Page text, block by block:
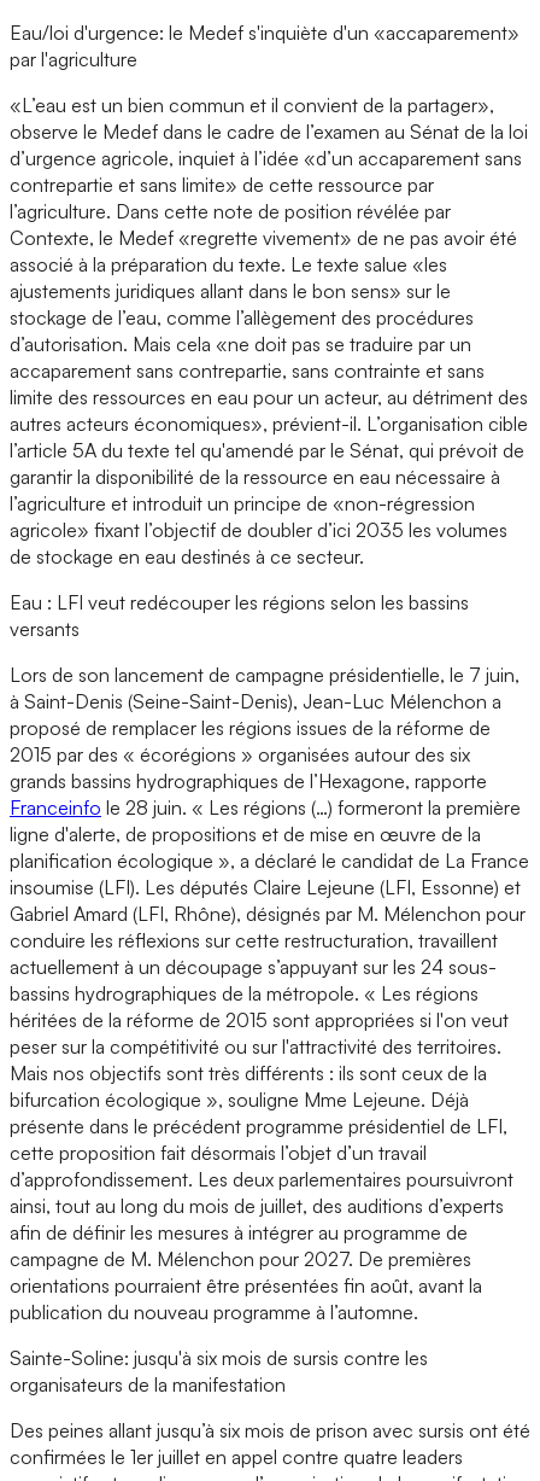
Eau/loi d'urgence: le Medef s'inquiète d'un «accaparement»
par l'agriculture
«L’eau est un bien commun et il convient de la partager»,
observe le Medef dans le cadre de l’examen au Sénat de la loi
d’urgence agricole, inquiet à l’idée «d’un accaparement sans
contrepartie et sans limite» de cette ressource par
l’agriculture. Dans cette note de position révélée par
Contexte, le Medef «regrette vivement» de ne pas avoir été
associé à la préparation du texte. Le texte salue «les
ajustements juridiques allant dans le bon sens» sur le
stockage de l’eau, comme l’allègement des procédures
d’autorisation. Mais cela «ne doit pas se traduire par un
accaparement sans contrepartie, sans contrainte et sans
limite des ressources en eau pour un acteur, au détriment des
autres acteurs économiques», prévient-il. L’organisation cible
l’article 5A du texte tel qu'amendé par le Sénat, qui prévoit de
garantir la disponibilité de la ressource en eau nécessaire à
l’agriculture et introduit un principe de «non-régression
agricole» fixant l’objectif de doubler d’ici 2035 les volumes
de stockage en eau destinés à ce secteur.
Eau : LFI veut redécouper les régions selon les bassins
versants
Lors de son lancement de campagne présidentielle, le 7 juin,
à Saint-Denis (Seine-Saint-Denis), Jean-Luc Mélenchon a
proposé de remplacer les régions issues de la réforme de
2015 par des « écorégions » organisées autour des six
grands bassins hydrographiques de l’Hexagone, rapporte
Franceinfo le 28 juin. « Les régions (…) formeront la première
ligne d'alerte, de propositions et de mise en œuvre de la
planification écologique », a déclaré le candidat de La France
insoumise (LFI). Les députés Claire Lejeune (LFI, Essonne) et
Gabriel Amard (LFI, Rhône), désignés par M. Mélenchon pour
conduire les réflexions sur cette restructuration, travaillent
actuellement à un découpage s’appuyant sur les 24 sous-
bassins hydrographiques de la métropole. « Les régions
héritées de la réforme de 2015 sont appropriées si l'on veut
peser sur la compétitivité ou sur l'attractivité des territoires.
Mais nos objectifs sont très différents : ils sont ceux de la
bifurcation écologique », souligne Mme Lejeune. Déjà
présente dans le précédent programme présidentiel de LFI,
cette proposition fait désormais l’objet d’un travail
d’approfondissement. Les deux parlementaires poursuivront
ainsi, tout au long du mois de juillet, des auditions d’experts
afin de définir les mesures à intégrer au programme de
campagne de M. Mélenchon pour 2027. De premières
orientations pourraient être présentées fin août, avant la
publication du nouveau programme à l’automne.
Sainte-Soline: jusqu'à six mois de sursis contre les
organisateurs de la manifestation
Des peines allant jusqu’à six mois de prison avec sursis ont été
confirmées le 1er juillet en appel contre quatre leaders